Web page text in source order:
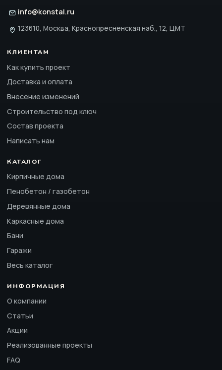
info@konstal.ru
123610, Москва, Краснопресненская наб., 12, ЦМТ
КЛИЕНТАМ
Как купить проект
Доставка и оплата
Внесение изменений
Строительство под ключ
Состав проекта
Написать нам
КАТАЛОГ
Кирпичные дома
Пенобетон / газобетон
Деревянные дома
Каркасные дома
Бани
Гаражи
Весь каталог
ИНФОРМАЦИЯ
О компании
Статьи
Акции
Реализованные проекты
FAQ